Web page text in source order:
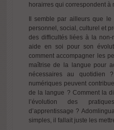
horairres qui correspondent à
Il semble par ailleurs que
personnel, social, culturel et
des difficultés liées à la
aide en soi pour son
comment accompagner les
maîtrise de la langue pour
nécessaires au quotidien
numériques peuvent
de la langue ? Comment la
l’évolution des
d’apprentissage ?
simples, il fallait juste les